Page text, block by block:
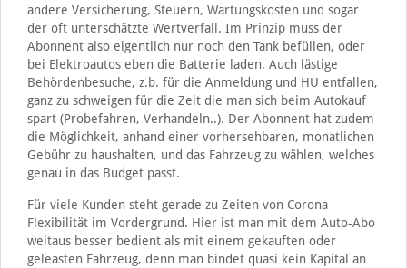
andere Versicherung, Steuern, Wartungskosten und sogar
der oft unterschätzte Wertverfall. Im Prinzip muss der
Abonnent also eigentlich nur noch den Tank befüllen, oder
bei Elektroautos eben die Batterie laden. Auch lästige
Behördenbesuche, z.b. für die Anmeldung und HU entfallen,
ganz zu schweigen für die Zeit die man sich beim Autokauf
spart (Probefahren, Verhandeln..). Der Abonnent hat zudem
die Möglichkeit, anhand einer vorhersehbaren, monatlichen
Gebühr zu haushalten, und das Fahrzeug zu wählen, welches
genau in das Budget passt.
Für viele Kunden steht gerade zu Zeiten von Corona
Flexibilität im Vordergrund. Hier ist man mit dem Auto-Abo
weitaus besser bedient als mit einem gekauften oder
geleasten Fahrzeug, denn man bindet quasi kein Kapital an